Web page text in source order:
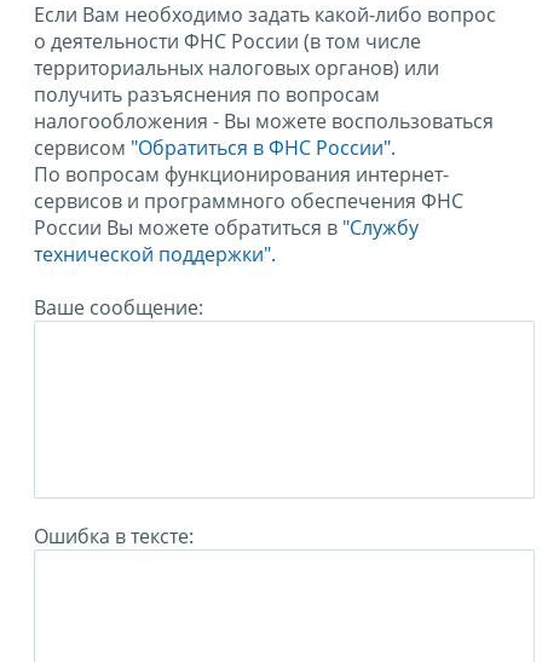
Если Вам необходимо задать какой-либо вопрос
о деятельности ФНС России (в том числе
территориальных налоговых органов) или
получить разъяснения по вопросам
налогообложения - Вы можете воспользоваться
сервисом "Обратиться в ФНС России".
По вопросам функционирования интернет-
сервисов и программного обеспечения ФНС
России Вы можете обратиться в "Службу
технической поддержки".
Ваше сообщение:
Ошибка в тексте: